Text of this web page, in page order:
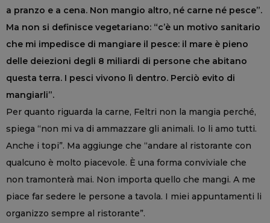
a pranzo e a cena. Non mangio altro, né carne né pesce”.
Ma non si definisce vegetariano: “c’è un motivo sanitario
che mi impedisce di mangiare il pesce: il mare è pieno
delle deiezioni degli 8 miliardi di persone che abitano
questa terra. I pesci vivono lì dentro. Perciò evito di
mangiarli”.
Per quanto riguarda la carne, Feltri non la mangia perché,
spiega “non mi va di ammazzare gli animali. Io li amo tutti.
Anche i topi”. Ma aggiunge che “andare al ristorante con
qualcuno è molto piacevole. È una forma conviviale che
non tramonterà mai. Non importa quello che mangi. A me
piace far sedere le persone a tavola. I miei appuntamenti li
organizzo sempre al ristorante”.